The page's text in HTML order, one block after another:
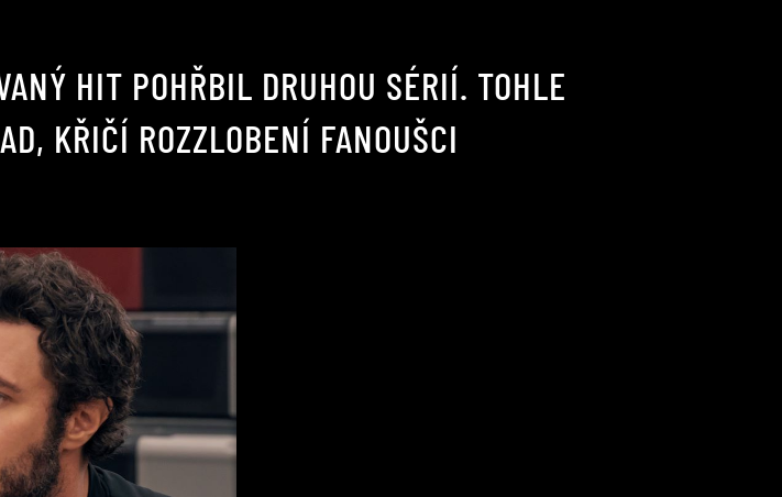
HIT POHŘBIL DRUHOU SÉRIÍ. TOHLE
KŘIČÍ ROZZLOBENÍ FANOUŠCI